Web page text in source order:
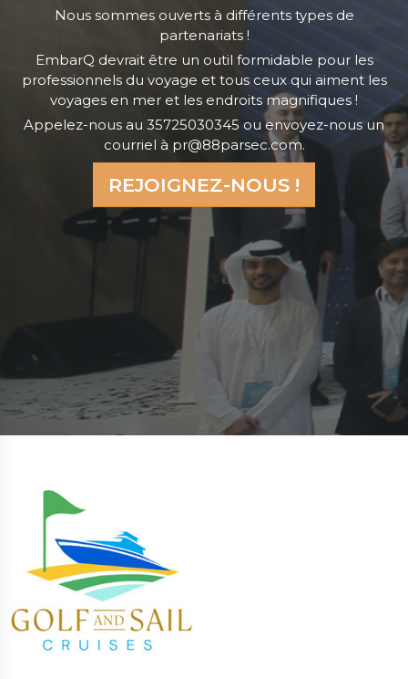
Nous sommes ouverts à différents types de
partenariats !
EmbarQ devrait être un outil formidable pour les
professionnels du voyage et tous ceux qui aiment les
voyages en mer et les endroits magnifiques !
Appelez-nous au 35725030345 ou envoyez-nous un
courriel à pr@88parsec.com.
REJOIGNEZ-NOUS !